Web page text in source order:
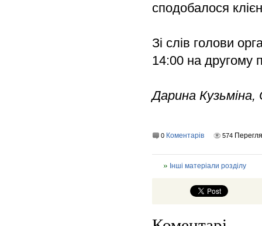
сподобалося
Зі слів голови
14:00 на другому
Дарина Кузьміна,
0 Коментарів 574
Інші матеріали розділу